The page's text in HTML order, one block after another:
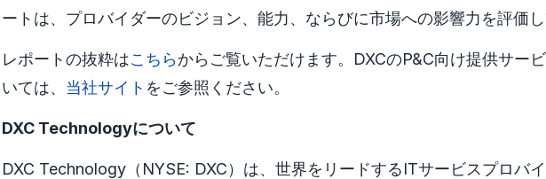
ートは、プロバイダーのビジョン、能力、ならびに市場への影響力を評価し
レポートの抜粋はこちらからご覧いただけます。DXCのP&C向け提供サー
いては、 当社サイト をご参照ください。
DXC Technologyについて
DXC Technology（NYSE: DXC）は、世界をリードするITサービスプロバ